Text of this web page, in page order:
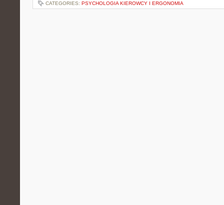
CATEGORIES: PSYCHOLOGIA KIEROWCY I ERGONOMIA